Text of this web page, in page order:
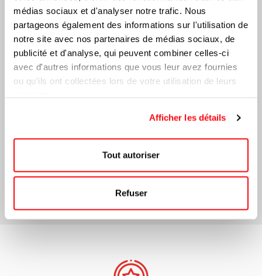
médias sociaux et d'analyser notre trafic. Nous
partageons également des informations sur l'utilisation de
notre site avec nos partenaires de médias sociaux, de
publicité et d'analyse, qui peuvent combiner celles-ci
avec d'autres informations que vous leur avez fournies
ou qu'ils ont collectées lors de votre utilisation de leurs
Afficher les détails
Tout autoriser
Refuser
OFFRES ET NOUVELLES
Facebook
FIÈREMENT QUÉBÉCOIS